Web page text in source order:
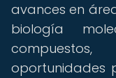
avances en
biología
oportunidades